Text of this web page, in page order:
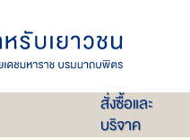
สั่งซื้อและ
บริจาค